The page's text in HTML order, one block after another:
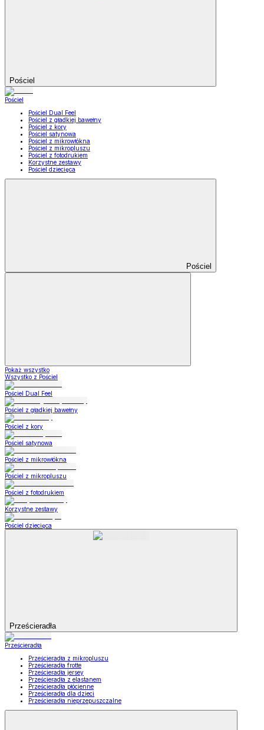
Pościel
Pościel
Pościel Dual Feel
Pościel z gładkiej bawełny
Pościel z kory
Pościel satynowa
Pościel z mikrowłókna
Pościel z mikropluszu
Pościel z fotodrukiem
Korzystne zestawy
Pościel dziecięca
Pościel
Pokaż wszystko
Wszystko z Pościel
Pościel Dual Feel
Pościel z gładkiej bawełny
Pościel z kory
Pościel satynowa
Pościel z mikrowłókna
Pościel z mikropluszu
Pościel z fotodrukiem
Korzystne zestawy
Pościel dziecięca
Prześcieradła
Prześcieradła
Prześcieradła z mikropluszu
Prześcieradła frotte
Prześcieradła jersey
Prześcieradła z elastanem
Prześcieradła płócienne
Prześcieradła dla dzieci
Prześcieradła nieprzepuszczalne